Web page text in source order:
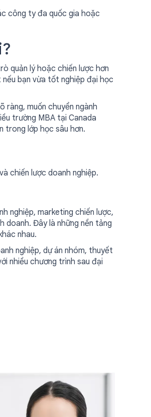
công ty đa quốc gia hoặc
quản lý hoặc chiến lược hơn
bạn vừa tốt nghiệp đại học
ràng, muốn chuyển ngành
trường MBA tại Canada
trong lớp học sâu hơn.
chiến lược doanh nghiệp.
nghiệp, marketing chiến lược,
doanh. Đây là những nền tảng
nhau.
nghiệp, dự án nhóm, thuyết
nhiều chương trình sau đại